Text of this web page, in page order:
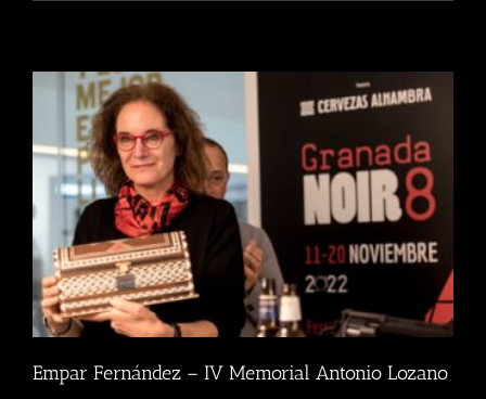
Empar Fernández – IV Memorial Antonio Lozano